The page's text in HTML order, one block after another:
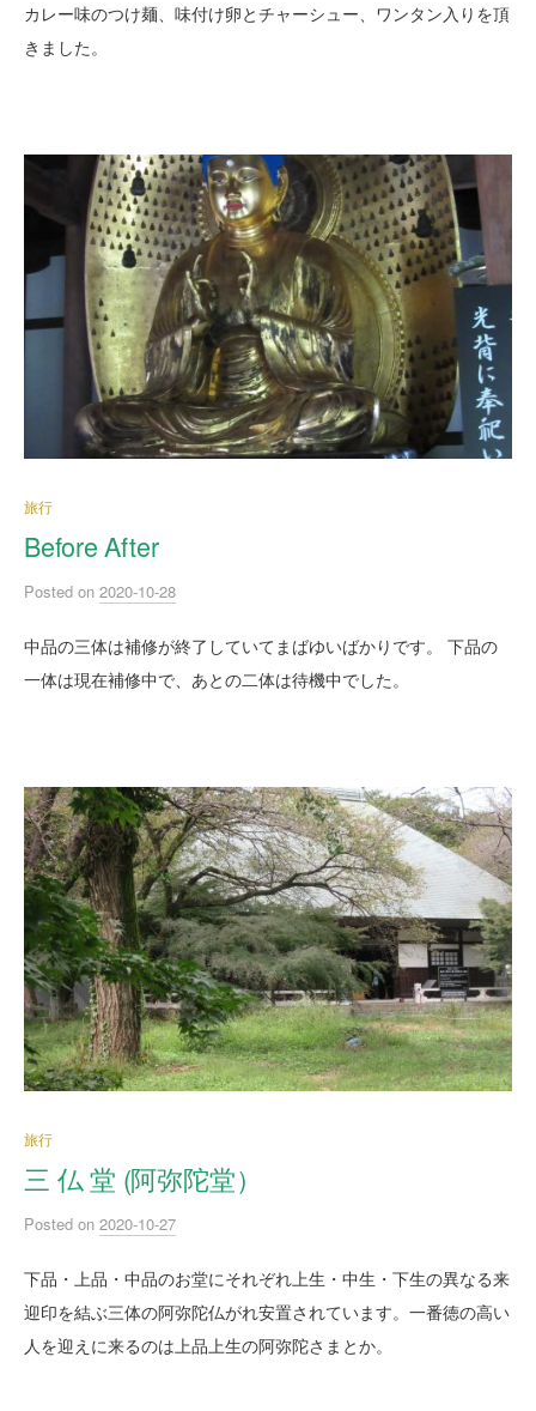
カレー味のつけ麺、味付け卵とチャーシュー、ワンタン入りを頂
きました。
旅行
Before After
Posted on 2020-10-28
中品の三体は補修が終了していてまばゆいばかりです。 下品の
一体は現在補修中で、あとの二体は待機中でした。
旅行
三 仏 堂 (阿弥陀堂）
Posted on 2020-10-27
下品・上品・中品のお堂にそれぞれ上生・中生・下生の異なる来
迎印を結ぶ三体の阿弥陀仏がれ安置されています。一番徳の高い
人を迎えに来るのは上品上生の阿弥陀さまとか。